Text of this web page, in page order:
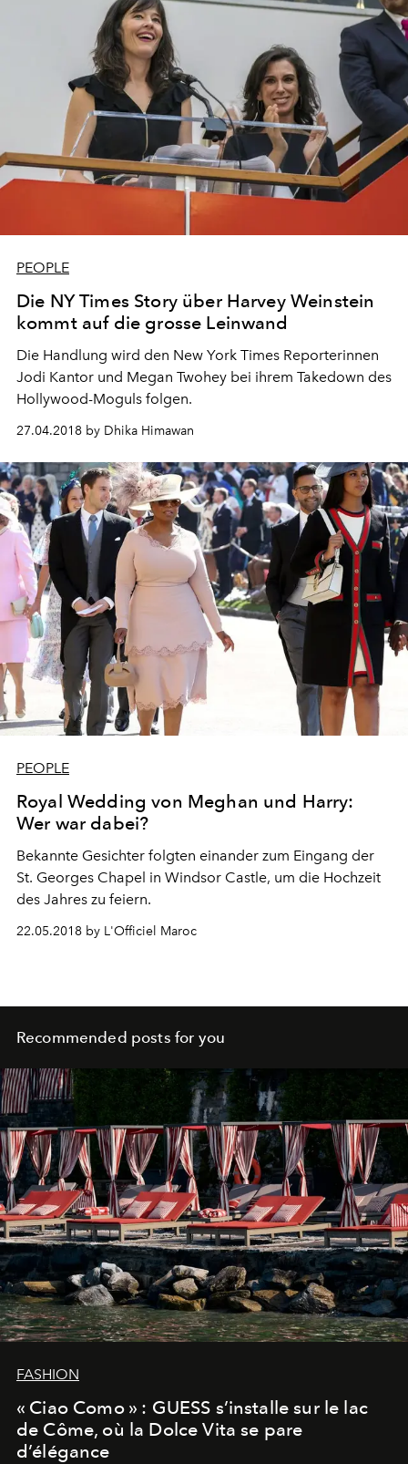
PEOPLE
Die NY Times Story über Harvey Weinstein
kommt auf die grosse Leinwand
Die Handlung wird den New York Times Reporterinnen
Jodi Kantor und Megan Twohey bei ihrem Takedown des
Hollywood-Moguls folgen.
27.04.2018 by Dhika Himawan
PEOPLE
Royal Wedding von Meghan und Harry:
Wer war dabei?
Bekannte Gesichter folgten einander zum Eingang der
St. Georges Chapel in Windsor Castle, um die Hochzeit
des Jahres zu feiern.
22.05.2018 by L'Officiel Maroc
Recommended posts for you
FASHION
« Ciao Como » : GUESS s’installe sur le lac
de Côme, où la Dolce Vita se pare
d’élégance